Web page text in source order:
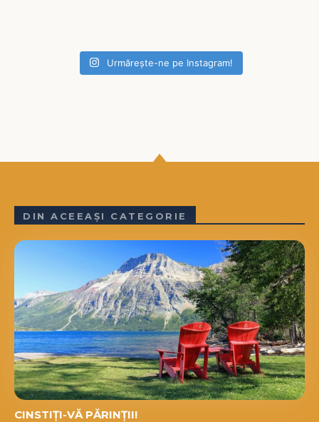
Urmărește-ne pe Instagram!
DIN ACEEAȘI CATEGORIE
CINSTIȚI-VĂ PĂRINȚII!